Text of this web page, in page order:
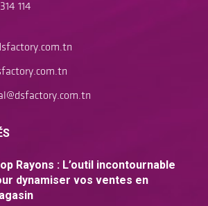
114
Rayons : L’outil incontournable
dynamiser vos ventes en